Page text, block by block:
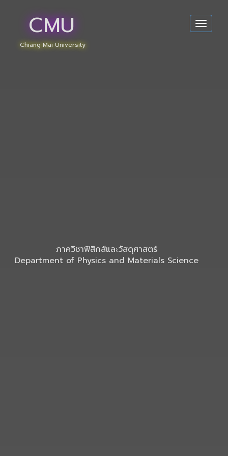
Toggle
CMU
Chiang Mai University
ภาควิชาฟิสิกส์และวัสดุศาสตร์
Department of Physics and Materials Science